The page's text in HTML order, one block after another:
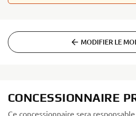
CONCESSIONNAIRE
Ce concessionnaire sera
MODIFIER LE